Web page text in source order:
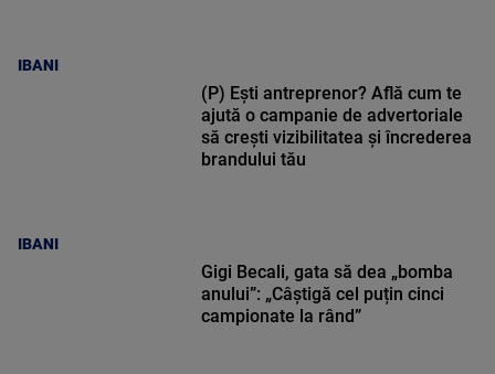
IBANI
IBANI
(P) Ești antreprenor? Află cum te
ajută o campanie de advertoriale
să crești vizibilitatea și încrederea
brandului tău
Gigi Becali, gata să dea „bomba
anului”: „Câștigă cel puțin cinci
campionate la rând”